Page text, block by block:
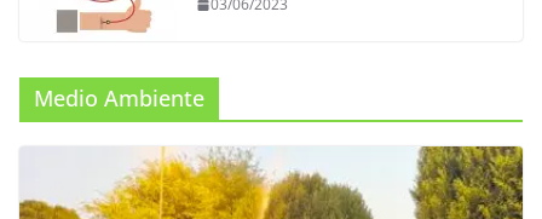
03/06/2023
Medio Ambiente